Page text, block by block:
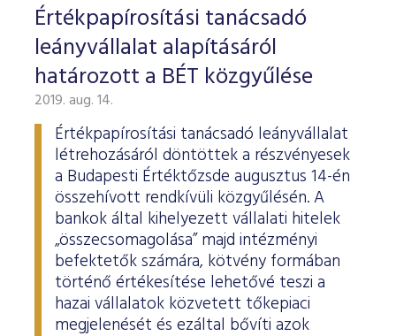
Értékpapírosítási tanácsadó
leányvállalat alapításáról
határozott a BÉT közgyűlése
2019. aug. 14.
Értékpapírosítási tanácsadó leányvállalat
létrehozásáról döntöttek a részvényesek
a Budapesti Értéktőzsde augusztus 14-én
összehívott rendkívüli közgyűlésén. A
bankok által kihelyezett vállalati hitelek
„összecsomagolása” majd intézményi
befektetők számára, kötvény formában
történő értékesítése lehetővé teszi a
hazai vállalatok közvetett tőkepiaci
megjelenését és ezáltal bővíti azok